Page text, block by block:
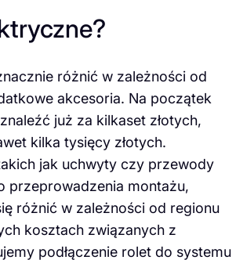
różnić w zależności od
akcesoria. Na początek
już za kilkaset złotych,
kilka tysięcy złotych.
jak uchwyty czy przewody
przeprowadzenia montażu,
różnić w zależności od regionu
kosztach związanych z
podłączenie rolet do systemu